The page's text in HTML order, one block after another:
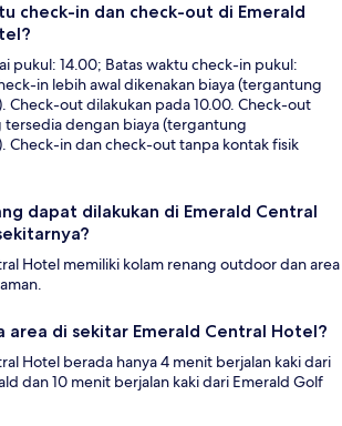
check-in dan check-out di Emerald
pukul: 14.00; Batas waktu check-in pukul:
in lebih awal dikenakan biaya (tergantung
Check-out dilakukan pada 10.00. Check-out
dengan biaya (tergantung
Check-in dan check-out tanpa kontak fisik
dapat dilakukan di Emerald Central
Hotel memiliki kolam renang outdoor dan area
area di sekitar Emerald Central Hotel?
Hotel berada hanya 4 menit berjalan kaki dari
dan 10 menit berjalan kaki dari Emerald Golf